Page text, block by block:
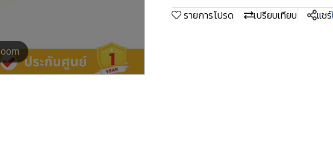
รายการโปรด
เปรียบเทียบ แชร์